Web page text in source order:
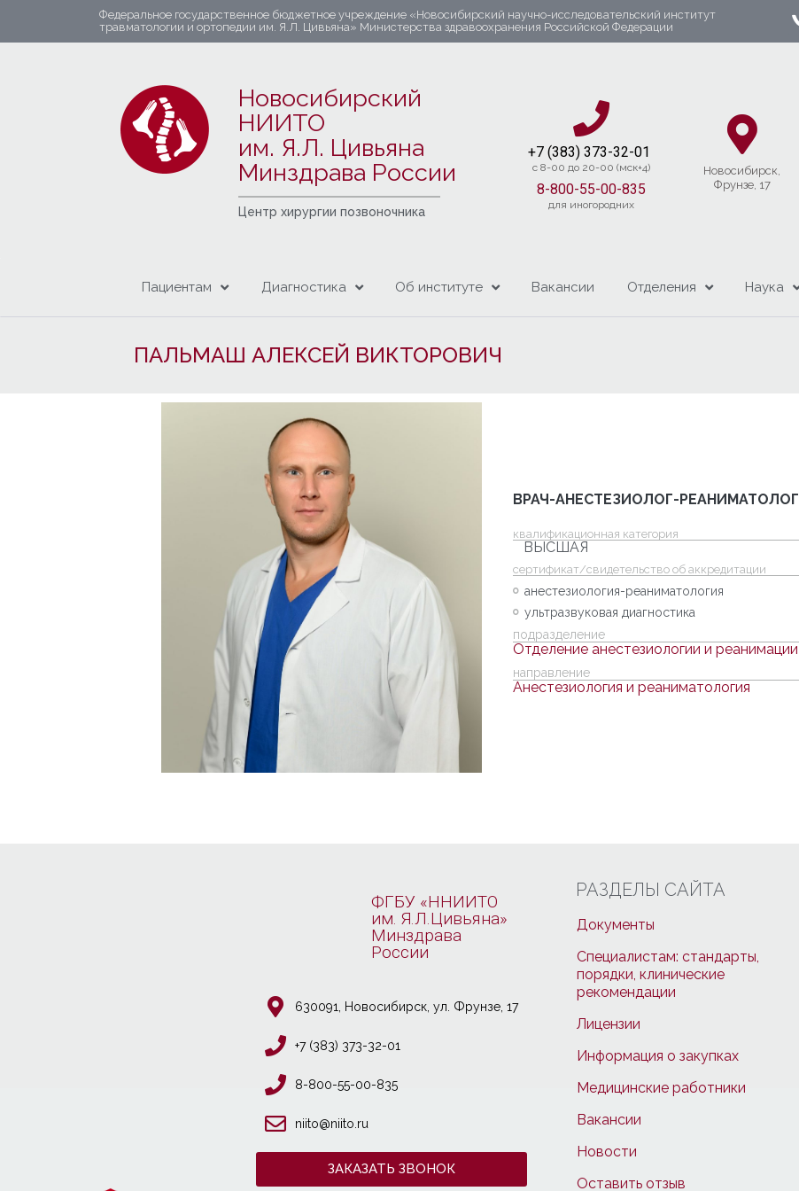
Федеральное государственное бюджетное учреждение «Новосибирский научно-исследовательский институт
травматологии и ортопедии им. Я.Л. Цивьяна» Министерства здравоохранения Российской Федерации
Новосибирский
НИИТО
им. Я.Л. Цивьяна
Минздрава России
Центр хирургии позвоночника
+7 (383) 373-32-01​
c 8-00 до 20-00 (мск+4)
8-800-55-00-835
для иногородних
Новосибирcк,
Фрунзе, 17
Пациентам Диагностика Об институте Вакансии Отделения Наука
ПАЛЬМАШ АЛЕКСЕЙ ВИКТОРОВИЧ
ВРАЧ-АНЕСТЕЗИОЛОГ-РЕАНИМАТОЛОГ
квалификационная категория
ВЫСШАЯ
cертификат/свидетельство об аккредитации
анестезиология-реаниматология
ультразвуковая диагностика
подразделение
Отделение анестезиологии и реанимации
направление
Анестезиология и реаниматология
ФГБУ «ННИИТО
им. Я.Л.Цивьяна»
Минздрава
России
630091, Новосибирcк, ул. Фрунзе, 17
+7 (383) 373-32-01
8-800-55-00-835
niito@niito.ru
ЗАКАЗАТЬ ЗВОНОК
РАЗДЕЛЫ САЙТА
Документы
Специалистам: стандарты,
порядки, клинические
рекомендации
Лицензии
Информация о закупках
Медицинские работники
Вакансии
Новости
Оставить отзыв